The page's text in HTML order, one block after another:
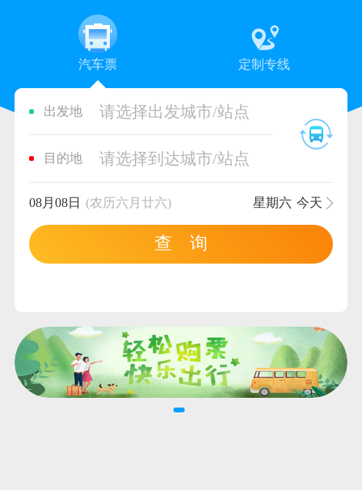
汽车票 定制专线
出发地 请选择出发城市/站点
目的地 请选择到达城市/站点
08月08日 (农历六月廿六) 星期六 今天
查 询